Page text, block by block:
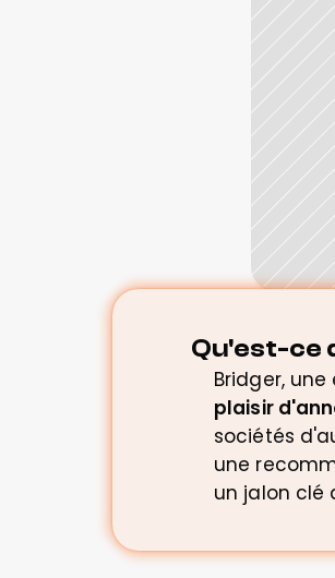
Qu'est-ce
Bridger,
plaisir
sociétés
une
un jalon clé